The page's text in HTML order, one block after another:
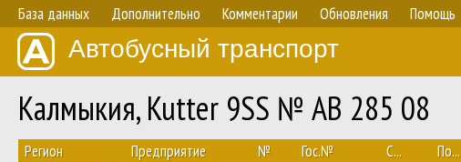
База данных Дополнительно Комментарии Обновления Помощь
Автобусный транспорт
Калмыкия, Kutter 9SS № АВ 285 08
Регион Предприятие № Гос.№ С... По...